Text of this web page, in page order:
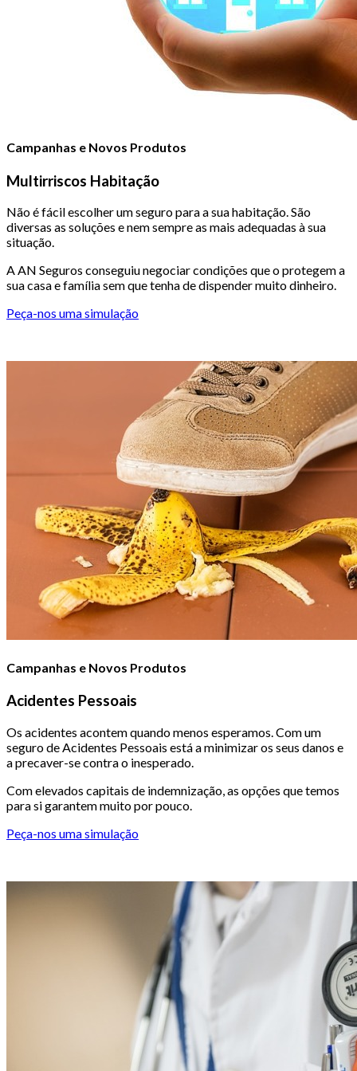
Campanhas e Novos Produtos
Multirriscos Habitação
Não é fácil escolher um seguro para a sua habitação. São
diversas as soluções e nem sempre as mais adequadas à sua
situação.
A AN Seguros conseguiu negociar condições que o protegem a
sua casa e família sem que tenha de dispender muito dinheiro.
Peça-nos uma simulação
Campanhas e Novos Produtos
Acidentes Pessoais
Os acidentes acontem quando menos esperamos. Com um
seguro de Acidentes Pessoais está a minimizar os seus danos e
a precaver-se contra o inesperado.
Com elevados capitais de indemnização, as opções que temos
para si garantem muito por pouco.
Peça-nos uma simulação